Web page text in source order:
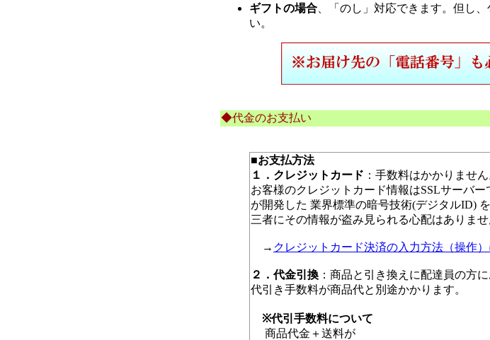
ギフトの場合 、「のし」対応できます。但し
い。
◆代金のお支払い
■お支払方法
１．クレジットカード ：手数料はかかりません
お客様のクレジットカード情報はSSLサーバ
が開発した 業界標準の暗号技術(デジタルID)
三者にその情報が盗み見られる心配はありませ
→ クレジットカード決済の入力方法（操作
２．代金引換 ：商品と引き換えに配達員の方
代引き手数料が商品代と別途かかります。
※代引手数料について
商品代金＋送料が